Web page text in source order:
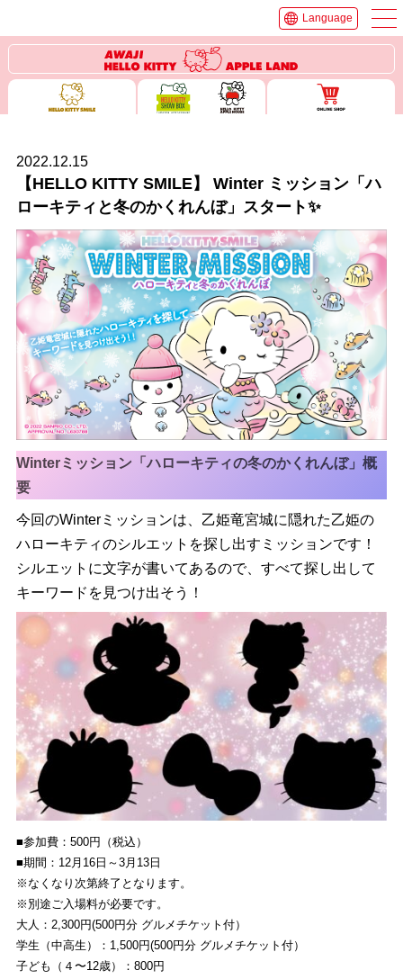
Language
2022.12.15
【HELLO KITTY SMILE】 Winter ミッション「ハ
ローキティと冬のかくれんぼ」スタート✨
Winterミッション「ハローキティの冬のかくれんぼ」概
要
今回のWinterミッションは、乙姫竜宮城に隠れた乙姫の
ハローキティのシルエットを探し出すミッションです！
シルエットに文字が書いてあるので、すべて探し出して
キーワードを見つけ出そう！
■参加費：500円（税込）
■期間：12月16日～3月13日
※なくなり次第終了となります。
※別途ご入場料が必要です。
大人：2,300円(500円分 グルメチケット付）
学生（中高生）：1,500円(500円分 グルメチケット付）
子ども（４〜12歳）：800円